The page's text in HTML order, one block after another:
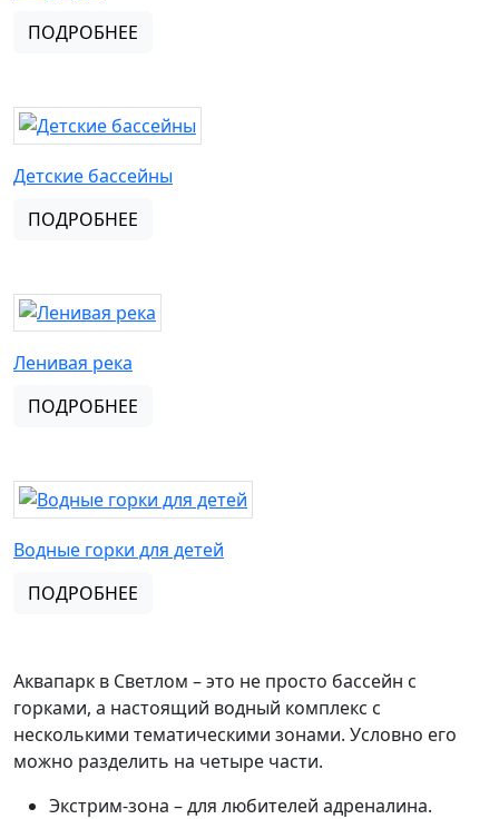
ПОДРОБНЕЕ
Детские бассейны
ПОДРОБНЕЕ
Ленивая река
ПОДРОБНЕЕ
Водные горки для детей
ПОДРОБНЕЕ
Аквапарк в Светлом – это не просто бассейн с
горками, а настоящий водный комплекс с
несколькими тематическими зонами. Условно его
можно разделить на четыре части.
Экстрим-зона – для любителей адреналина.